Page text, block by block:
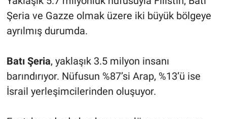
Şeria ve Gazze olmak üzere iki büyük bölgeye
ayrılmış durumda.
Batı Şeria, yaklaşık 3.5 milyon insanı
barındırıyor. Nüfusun %87’si Arap, %13’ü ise
İsrail yerleşimcilerinden oluşuyor.
Özel Haber
Eğitim
Ekonomi